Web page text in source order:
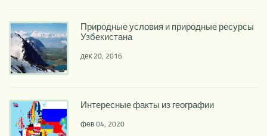
Природные условия и природные ресурсы
Узбекистана
дек 20, 2016
Интересные факты из географии
фев 04, 2020